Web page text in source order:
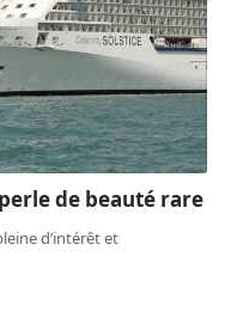
de beauté rare
d’intérêt et